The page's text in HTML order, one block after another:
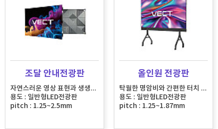
조달 안내전광판
자연스러운 영상 표현과 생생한 색감으로 몰입감 극대화
용도 : 일반형LED전광판
pitch : 1.25~2.5mm
올인원 전광판
탁월한 명암비와 간편한 터치 기능으로 완성된 스마트 인도어 LED 디스플레이
용도 : 일반형LED전광판
pitch : 1.25~1.87mm